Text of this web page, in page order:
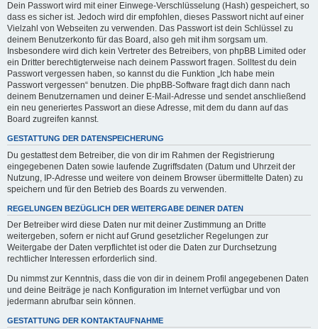
Dein Passwort wird mit einer Einwege-Verschlüsselung (Hash) gespeichert, so
dass es sicher ist. Jedoch wird dir empfohlen, dieses Passwort nicht auf einer
Vielzahl von Webseiten zu verwenden. Das Passwort ist dein Schlüssel zu
deinem Benutzerkonto für das Board, also geh mit ihm sorgsam um.
Insbesondere wird dich kein Vertreter des Betreibers, von phpBB Limited oder
ein Dritter berechtigterweise nach deinem Passwort fragen. Solltest du dein
Passwort vergessen haben, so kannst du die Funktion „Ich habe mein
Passwort vergessen“ benutzen. Die phpBB-Software fragt dich dann nach
deinem Benutzernamen und deiner E-Mail-Adresse und sendet anschließend
ein neu generiertes Passwort an diese Adresse, mit dem du dann auf das
Board zugreifen kannst.
GESTATTUNG DER DATENSPEICHERUNG
Du gestattest dem Betreiber, die von dir im Rahmen der Registrierung
eingegebenen Daten sowie laufende Zugriffsdaten (Datum und Uhrzeit der
Nutzung, IP-Adresse und weitere von deinem Browser übermittelte Daten) zu
speichern und für den Betrieb des Boards zu verwenden.
REGELUNGEN BEZÜGLICH DER WEITERGABE DEINER DATEN
Der Betreiber wird diese Daten nur mit deiner Zustimmung an Dritte
weitergeben, sofern er nicht auf Grund gesetzlicher Regelungen zur
Weitergabe der Daten verpflichtet ist oder die Daten zur Durchsetzung
rechtlicher Interessen erforderlich sind.
Du nimmst zur Kenntnis, dass die von dir in deinem Profil angegebenen Daten
und deine Beiträge je nach Konfiguration im Internet verfügbar und von
jedermann abrufbar sein können.
GESTATTUNG DER KONTAKTAUFNAHME